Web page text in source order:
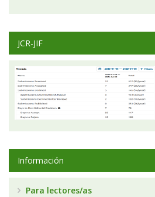
JCR-JIF
Información
Para lectores/as